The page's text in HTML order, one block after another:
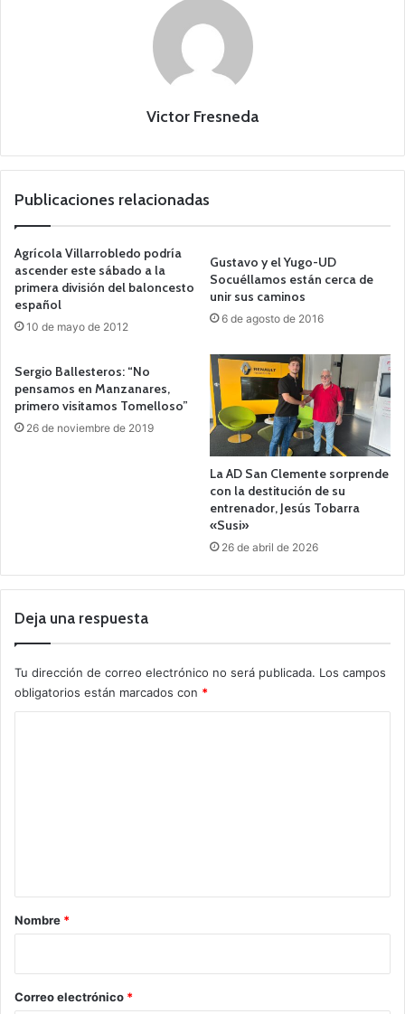
Victor Fresneda
Publicaciones relacionadas
Agrícola Villarrobledo podría
ascender este sábado a la
primera división del baloncesto
español
10 de mayo de 2012
Gustavo y el Yugo-UD
Socuéllamos están cerca de
unir sus caminos
6 de agosto de 2016
Sergio Ballesteros: “No
pensamos en Manzanares,
primero visitamos Tomelloso”
26 de noviembre de 2019
La AD San Clemente sorprende
con la destitución de su
entrenador, Jesús Tobarra
«Susi»
26 de abril de 2026
Deja una respuesta
Tu dirección de correo electrónico no será publicada. Los campos
obligatorios están marcados con *
r
*
Nombre *
Correo electrónico *